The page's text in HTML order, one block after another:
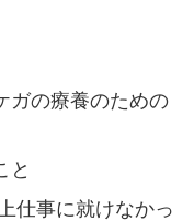
ガの療養のための
と
仕事に就けなかっ